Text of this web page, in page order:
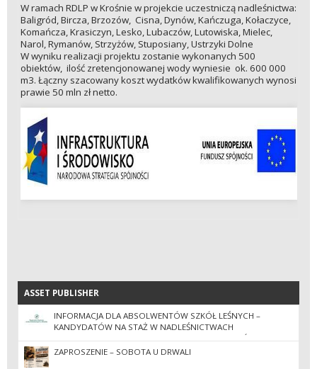
W ramach RDLP w Krośnie w projekcie uczestniczą nadleśnictwa:
Baligród, Bircza, Brzozów, Cisna, Dynów, Kańczuga, Kołaczyce,
Komańcza, Krasiczyn, Lesko, Lubaczów, Lutowiska, Mielec,
Narol, Rymanów, Strzyżów, Stuposiany, Ustrzyki Dolne
W wyniku realizacji projektu zostanie wykonanych 500
obiektów, ilość zretencjonowanej wody wyniesie ok. 600 000
m3. Łączny szacowany koszt wydatków kwalifikowanych wynosi
prawie 50 mln zł netto.
ASSET PUBLISHER
ASSET PUBLISHER
INFORMACJA DLA ABSOLWENTÓW SZKÓŁ LEŚNYCH –
KANDYDATÓW NA STAŻ W NADLEŚNICTWACH
ZGRUPOWANYCH W REGIONALNEJ DYREKCJI LASÓW
PAŃSTWOWYCH W KROŚNIE W 2026 ROKU
ZAPROSZENIE – SOBOTA U DRWALI